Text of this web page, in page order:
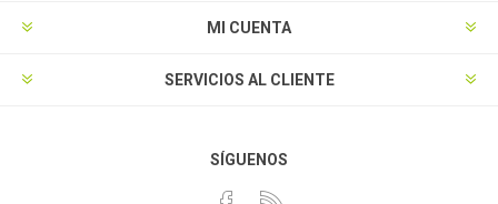
MI CUENTA
SERVICIOS AL CLIENTE
SÍGUENOS